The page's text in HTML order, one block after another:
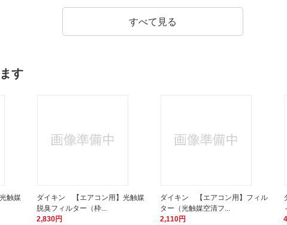
すべて見る
す
触媒
ダイキン 【エアコン用】光触媒
脱臭フィルター（枠...
2,830円
ダイキン 【エアコン用】フィル
ター（光触媒空清フ...
2,110円